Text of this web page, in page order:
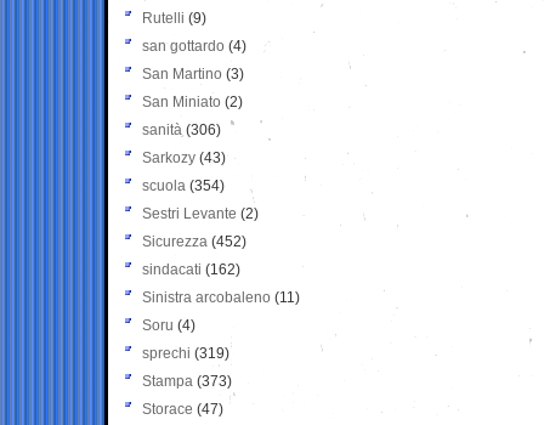
Rutelli (9)
san gottardo (4)
San Martino (3)
San Miniato (2)
sanità (306)
Sarkozy (43)
scuola (354)
Sestri Levante (2)
Sicurezza (452)
sindacati (162)
Sinistra arcobaleno (11)
Soru (4)
sprechi (319)
Stampa (373)
Storace (47)